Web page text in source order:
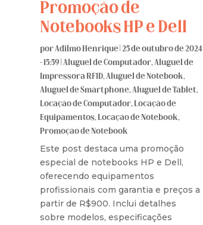
Promoção de
Notebooks HP e Dell
porAdilmo Henrique|25 de outubro de 2024
- 15:59|Aluguel de Computador,Aluguel de
Impressora RFID,Aluguel de Notebook,
Aluguel de Smartphone,Aluguel de Tablet,
Locação de Computador,Locação de
Equipamentos,Locação de Notebook,
Promoção de Notebook
Este post destaca uma promoção
especial de notebooks HP e Dell,
oferecendo equipamentos
profissionais com garantia e preços a
partir de R$900. Inclui detalhes
sobre modelos, especificações